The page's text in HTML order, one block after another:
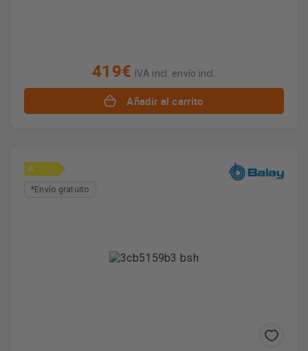
419€ IVA incl. envío incl.
Añadir al carrito
A
*Envío gratuito